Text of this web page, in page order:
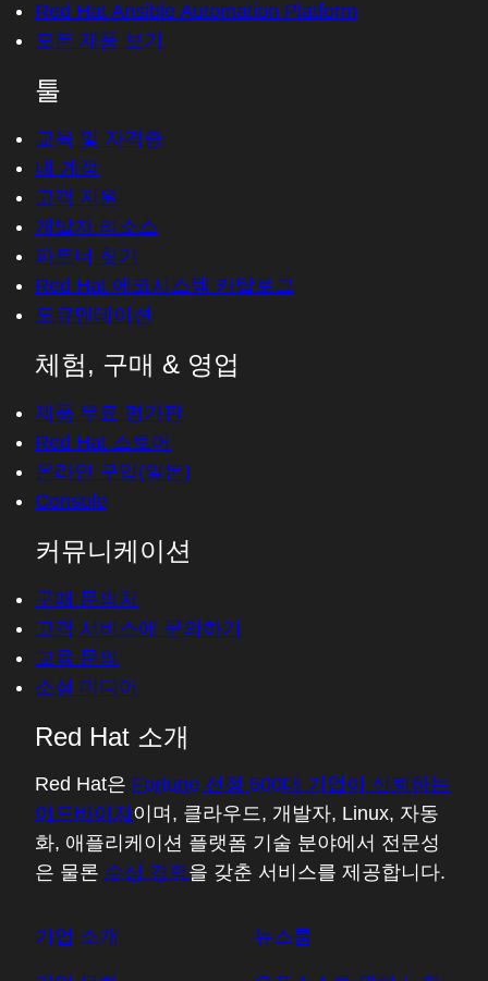
Red Hat Ansible Automation Platform
모든 제품 보기
툴
교육 및 자격증
내 계정
고객 지원
개발자 리소스
파트너 찾기
Red Hat 에코시스템 카탈로그
도큐멘테이션
체험, 구매 & 영업
제품 무료 평가판
Red Hat 스토어
온라인 구입(일본)
Console
커뮤니케이션
구매 문의처
고객 서비스에 문의하기
교육 문의
소셜 미디어
Red Hat 소개
Red Hat은 Fortune 선정 500대 기업이 신뢰하는
어드바이저 이며, 클라우드, 개발자, Linux, 자동
화, 애플리케이션 플랫폼 기술 분야에서 전문성
은 물론 수상 경력을 갖춘 서비스를 제공합니다.
기업 소개 뉴스룸